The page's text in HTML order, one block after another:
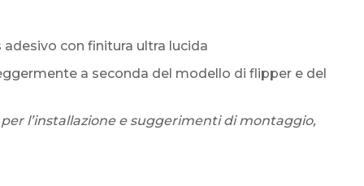
con finitura ultra lucida
a seconda del modello di flipper e del
l’installazione e suggerimenti di montaggio,